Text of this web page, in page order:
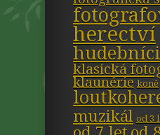
herectví
hudebníci
klasická
klaunérie koně
muzikál od 3